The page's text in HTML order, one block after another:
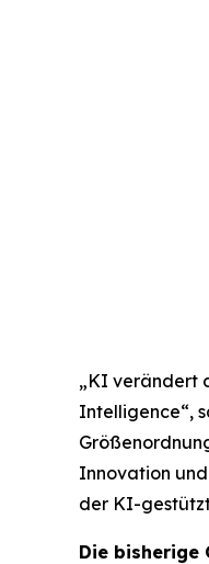
„KI verändert
Intelligence“,
Innovation
der KI-
Die bisherige